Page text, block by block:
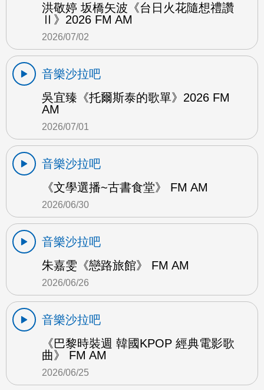
洪敬婷 坂橋矢波《台日火花隨想禮讚
Ⅱ》2026 FM AM
2026/07/02
音樂沙拉吧
吳宜臻《托爾斯泰的歌單》2026 FM
AM
2026/07/01
音樂沙拉吧
《文學選播~古書食堂》 FM AM
2026/06/30
音樂沙拉吧
朱嘉雯《戀路旅館》 FM AM
2026/06/26
音樂沙拉吧
《巴黎時裝週 韓國KPOP 經典電影歌
曲》 FM AM
2026/06/25